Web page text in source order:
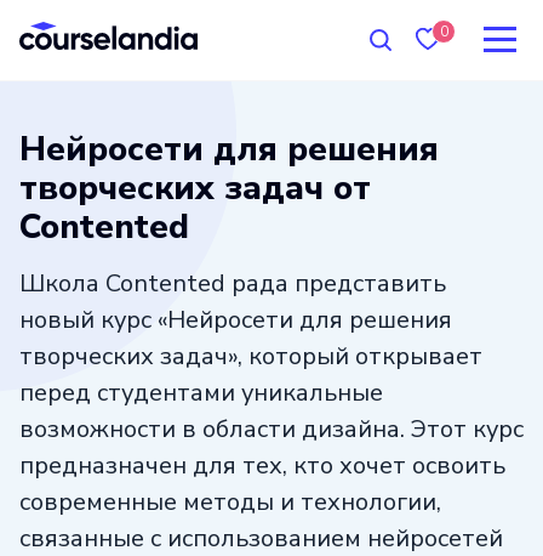
0
Нейросети для решения
творческих задач от
Contented
Школа Contented рада представить
новый курс «Нейросети для решения
творческих задач», который открывает
перед студентами уникальные
возможности в области дизайна. Этот курс
предназначен для тех, кто хочет освоить
современные методы и технологии,
связанные с использованием нейросетей